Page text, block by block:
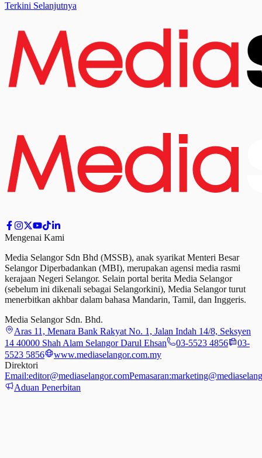
Terkini Selanjutnya
Mengenai Kami
Media Selangor Sdn Bhd (MSSB), anak syarikat Menteri Besar
Selangor Diperbadankan (MBI), merupakan agensi media rasmi
kerajaan Negeri Selangor. Selain portal berita Media Selangor
(sebelum ini dikenali sebagai Selangorkini), Media Selangor turut
menerbitkan akhbar dalam bahasa Mandarin, Tamil, dan Inggeris.
Media Selangor Sdn. Bhd.
Aras 11, Menara Bank Rakyat No. 1, Jalan Indah 14/8, Seksyen
14 40000 Shah Alam Selangor Darul Ehsan
03-5523 4856
03-
5523 5856
www.mediaselangor.com.my
Direktori
Email:editor@mediaselangor.comPemasaran:
Aduan Penerbitan